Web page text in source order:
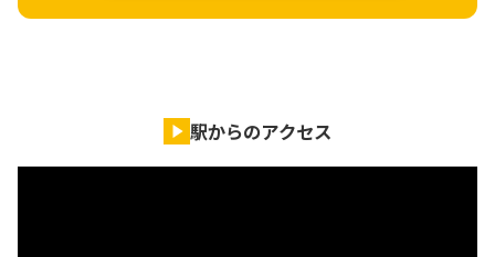
駅からのアクセス